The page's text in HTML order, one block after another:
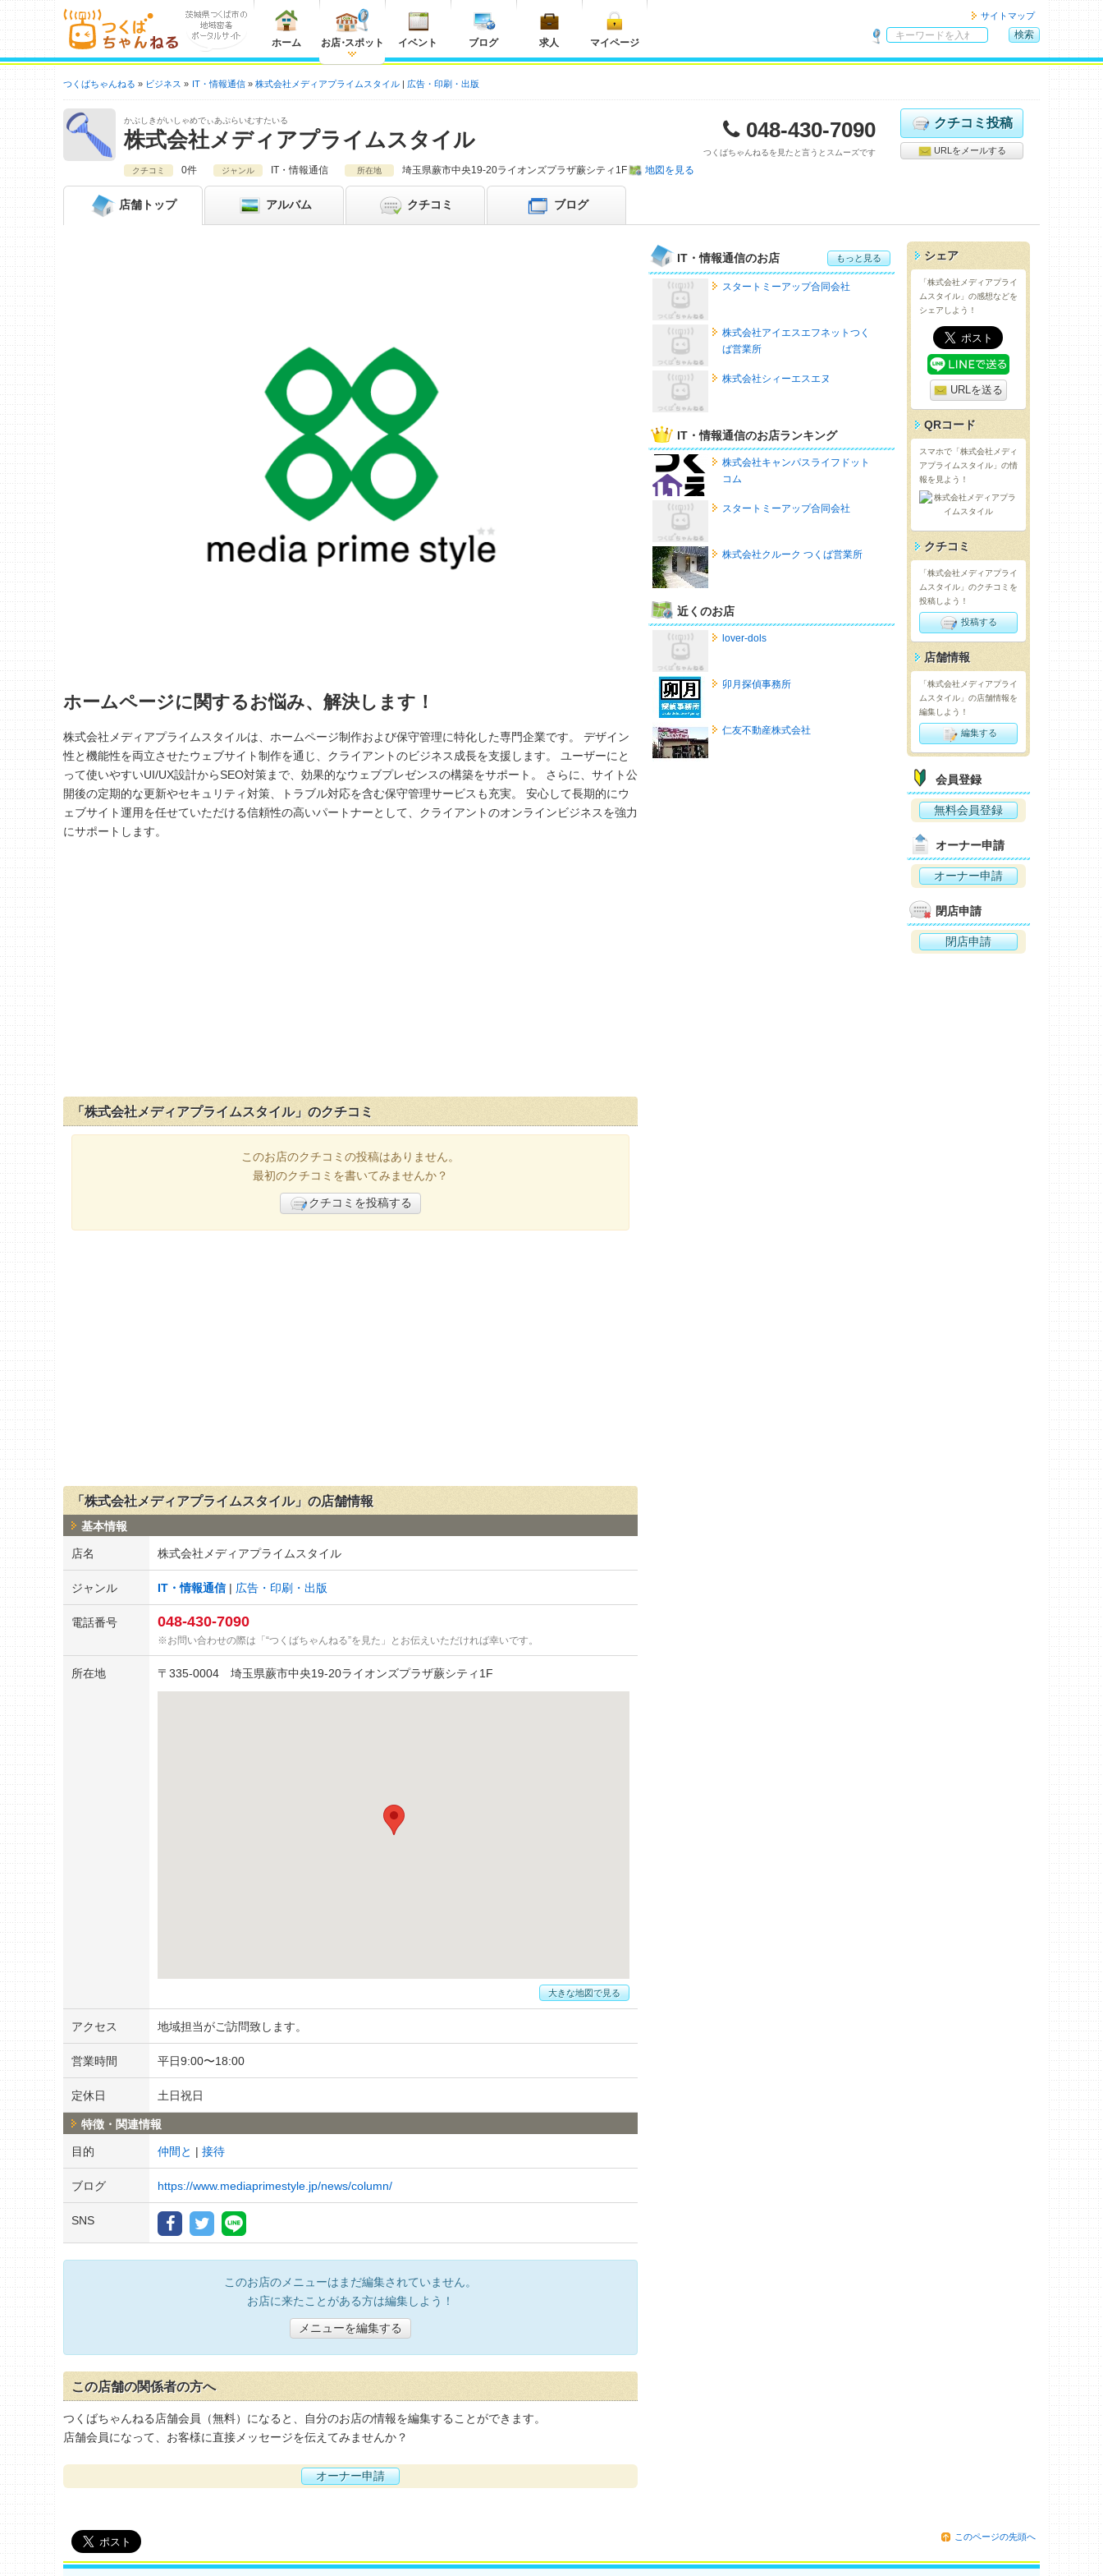
ホーム お店・スポット イベント ブログ 求人 マイページ
サイトマップ
内
索
検索
つくばちゃんねる ビジネス IT・情報通信 株式会社メディアプライムスタイル 広告・印刷・出版
かぶしきがいしゃめでぃあぷらいむすたいる
株式会社メディアプライムスタイル 048-430-7090
つくばちゃんねるを見たと言うとスムーズです
クチコミ投稿
URLをメールする
クチコミ 0件 ジャンル IT・情報通信 所在地 埼玉県蕨市中央19-20ライオンズプラザ蕨シティ1F 地図を見る
店舗 トップ アルバム クチコミ ブログ
ホームページに関するお悩み、解決します！
株式会社メディアプライムスタイルは、ホームページ制作および保守管理に特化した専門企業です。 デザイン
性と機能性を両立させたウェブサイト制作を通じ、クライアントのビジネス成長を支援します。 ユーザーにと
って使いやすいUI/UX設計からSEO対策まで、効果的なウェブプレゼンスの構築をサポート。 さらに、サイト公
開後の定期的な更新やセキュリティ対策、トラブル対応を含む保守管理サービスも充実。 安心して長期的にウ
ェブサイト運用を任せていただける信頼性の高いパートナーとして、クライアントのオンラインビジネスを強力
にサポートします。
「株式会社メディアプライムスタイル」のクチコミ
このお店のクチコミの投稿はありません。
最初のクチコミを書いてみませんか？
クチコミを投稿する
「株式会社メディアプライムスタイル」の店舗情報
基本情報
店名 株式会社メディアプライムスタイル
ジャンル IT・情報通信 広告・印刷・出版
電話番号 048-430-7090
お問い合わせの際は「“つくばちゃんねる”を見た」とお伝えいただければ幸いです。
所在地 〒 335-0004 埼玉県蕨市中央19-20ライオンズプラザ蕨シティ1F
大きな地図で見る
アクセス 地域担当がご訪問致します。
営業時間 平日9:00〜18:00
定休日 土日祝日
特徴・関連情報
目的 仲間と 接待
ブログ https://www.mediaprimestyle.jp/news/column/
SNS
このお店のメニューはまだ編集されていません。
お店に来たことがある方は編集しよう！
メニューを編集する
この店舗の関係者の方へ
つくばちゃんねる店舗会員（無料）になると、自分のお店の情報を編集することができます。
店舗会員になって、お客様に直接メッセージを伝えてみませんか？
オーナー申請
IT・情報通信のお店 もっと見る
スタートミーアップ合同会社
株式会社アイエスエフネットつく
ば営業所
株式会社シィーエスエヌ
IT・情報通信のお店ランキング
株式会社キャンパスライフドット
コム
スタートミーアップ合同会社
株式会社クルーク つくば営業所
近くのお店
lover-dols
卯月探偵事務所
仁友不動産株式会社
シェア
「株式会社メディアプライ
ムスタイル」の感想などを
シェアしよう！
URLを送る
QRコード
スマホで「株式会社メディ
アプライムスタイル」の情
報を見よう！
クチコミ
「株式会社メディアプライ
ムスタイル」のクチコミを
投稿しよう！
投稿する
店舗情報
「株式会社メディアプライ
ムスタイル」の店舗情報を
編集しよう！
編集する
会員登録
無料会員登録
オーナー申請
オーナー申請
閉店申請
閉店申請
このページの先頭へ